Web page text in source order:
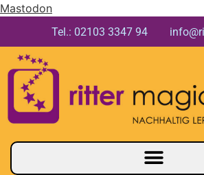
Mastodon
Tel.: 02103 3347 94